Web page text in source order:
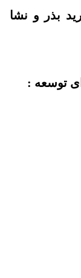
بذر و نشا
توسعه :